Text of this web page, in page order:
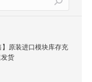
】原装进口模块库存充
货